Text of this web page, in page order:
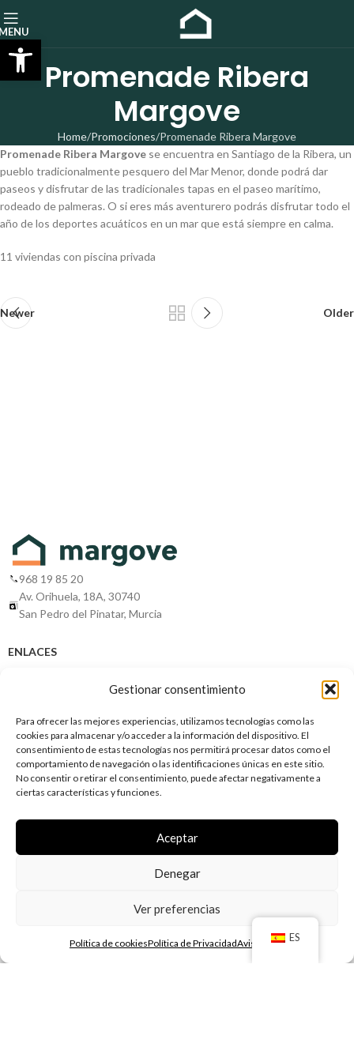
Abrir barra de herramientas
Gestionar consentimiento
Para ofrecer las mejores experiencias, utilizamos tecnologías como las
cookies para almacenar y/o acceder a la información del dispositivo. El
consentimiento de estas tecnologías nos permitirá procesar datos como el
comportamiento de navegación o las identificaciones únicas en este sitio.
No consentir o retirar el consentimiento, puede afectar negativamente a
ciertas características y funciones.
Aceptar
Denegar
Ver preferencias
Política de cookiesPolítica de PrivacidadAviso Legal
Promenade Ribera
Margove
Home Promociones Promenade Ribera Margove
Promenade Ribera Margove se encuentra en Santiago de la Ribera, un
pueblo tradicionalmente pesquero del Mar Menor, donde podrá dar
paseos y disfrutar de las tradicionales tapas en el paseo marítimo,
rodeado de palmeras. O si eres más aventurero podrás disfrutar todo el
año de los deportes acuáticos en un mar que está siempre en calma.
11 viviendas con piscina privada
Newer Older
968 19 85 20
Av. Orihuela, 18A, 30740
San Pedro del Pinatar, Murcia
ENLACES
Blog
LEGAL
Accesibilidad
Airearte
ES